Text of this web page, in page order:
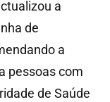
a
de
a
pessoas com
de Saúde